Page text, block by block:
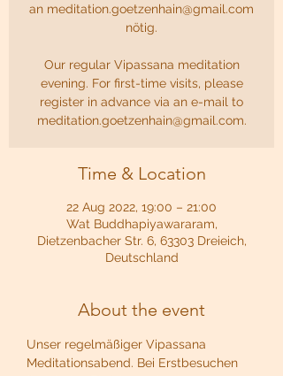
an meditation.goetzenhain@gmail.com
nötig.
Our regular Vipassana meditation
evening. For first-time visits, please
register in advance via an e-mail to
meditation.goetzenhain@gmail.com.
Time & Location
22 Aug 2022, 19:00 – 21:00
Wat Buddhapiyawararam,
Dietzenbacher Str. 6, 63303 Dreieich,
Deutschland
About the event
Unser regelmäßiger Vipassana
Meditationsabend. Bei Erstbesuchen